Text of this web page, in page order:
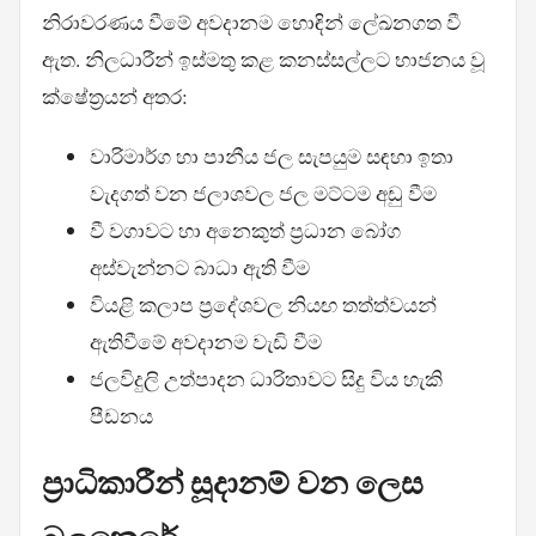
නිරාවරණය වීමේ අවදානම හොඳින් ලේඛනගත වී
ඇත. නිලධාරීන් ඉස්මතු කළ කනස්සල්ලට භාජනය වූ
ක්ෂේත්‍රයන් අතර:
වාරිමාර්ග හා පානීය ජල සැපයුම සඳහා ඉතා
වැදගත් වන ජලාශවල ජල මට්ටම අඩු වීම
වී වගාවට හා අනෙකුත් ප්‍රධාන බෝග
අස්වැන්නට බාධා ඇති වීම
වියළි කලාප ප්‍රදේශවල නියඟ තත්ත්වයන්
ඇතිවීමේ අවදානම වැඩි වීම
ජලවිදුලි උත්පාදන ධාරිතාවට සිදු විය හැකි
පීඩනය
ප්‍රාධිකාරීන් සූදානම් වන ලෙස